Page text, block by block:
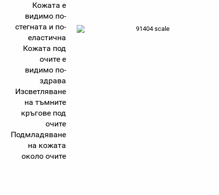
Кожата е
видимо по-
стегната и по-
еластична
Кожата под
очите е
видимо по-
здрава
Изсветляване
на тъмните
кръгове под
очите
Подмладяване
на кожата
около очите